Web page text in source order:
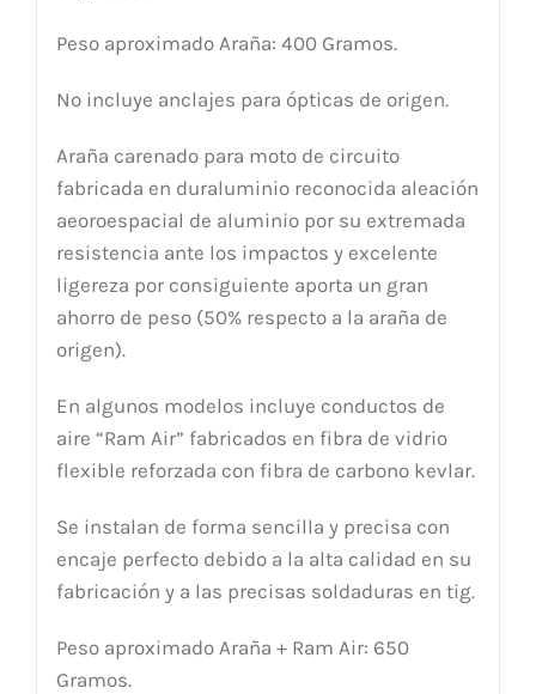
Peso aproximado Araña: 400 Gramos.
No incluye anclajes para ópticas de origen.
Araña carenado para moto de circuito
fabricada en duraluminio reconocida aleación
aeoroespacial de aluminio por su extremada
resistencia ante los impactos y excelente
ligereza por consiguiente aporta un gran
ahorro de peso (50% respecto a la araña de
origen).
En algunos modelos incluye conductos de
aire “Ram Air” fabricados en fibra de vidrio
flexible reforzada con fibra de carbono kevlar.
Se instalan de forma sencilla y precisa con
encaje perfecto debido a la alta calidad en su
fabricación y a las precisas soldaduras en tig.
Peso aproximado Araña + Ram Air: 650
Gramos.